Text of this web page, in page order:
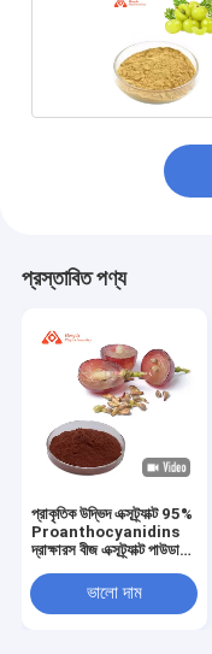
প্রস্তাবিত পণ্য
প্রাকৃতিক উদ্ভিদ এক্সট্র্যাক্ট 95%
Proanthocyanidins
দ্রাক্ষারস বীজ এক্সট্র্যাক্ট পাউডার
এক্সট্র্যাক্ট
ভালো দাম